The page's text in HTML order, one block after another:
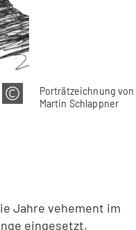
Porträtzeichnung von
Martin Schlappner
Jahre vehement im
eingesetzt,